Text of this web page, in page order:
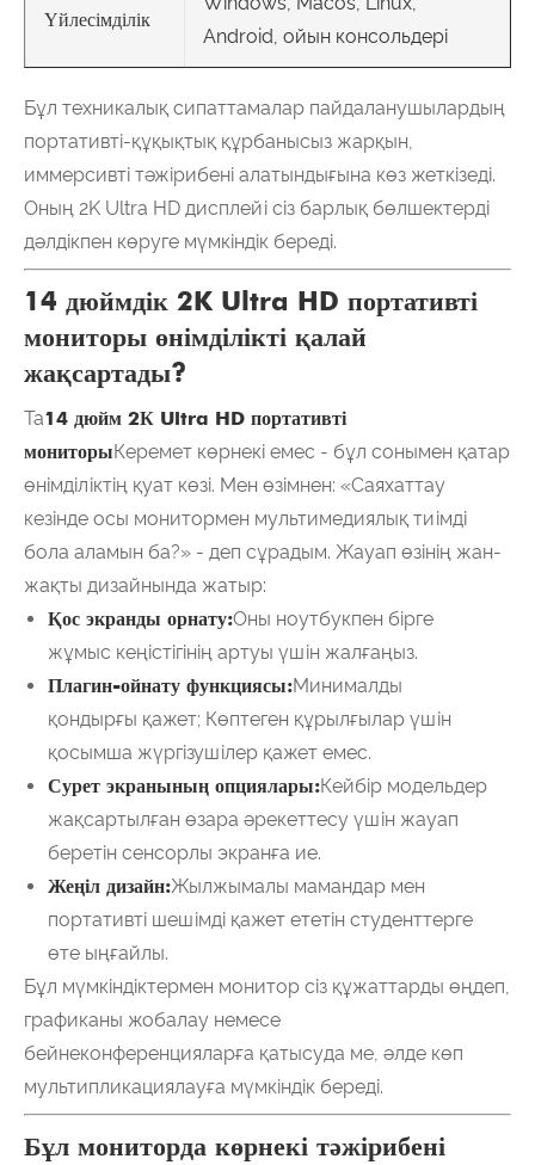
Үйлесімділік
Android, ойын консольдері
Бұл техникалық сипаттамалар пайдаланушылардың
портативті-құқықтық құрбанысыз жарқын,
иммерсивті тәжірибені алатындығына көз жеткізеді.
Оның 2K Ultra HD дисплейі сіз барлық бөлшектерді
дәлдікпен көруге мүмкіндік береді.
14 дюймдік 2K Ultra HD портативті
мониторы өнімділікті қалай
жақсартады?
Та14 дюйм 2К Ultra HD портативті
мониторыКеремет көрнекі емес - бұл сонымен қатар
өнімділіктің қуат көзі. Мен өзімнен: «Саяхаттау
кезінде осы монитормен мультимедиялық тиімді
бола аламын ба?» - деп сұрадым. Жауап өзінің жан-
жақты дизайнында жатыр:
Қос экранды орнату:Оны ноутбукпен бірге
жұмыс кеңістігінің артуы үшін жалғаңыз.
Плагин-ойнату функциясы:Минималды
қондырғы қажет; Көптеген құрылғылар үшін
қосымша жүргізушілер қажет емес.
Сурет экранының опциялары:Кейбір модельдер
жақсартылған өзара әрекеттесу үшін жауап
беретін сенсорлы экранға ие.
Жеңіл дизайн:Жылжымалы мамандар мен
портативті шешімді қажет ететін студенттерге
өте ыңғайлы.
Бұл мүмкіндіктермен монитор сіз құжаттарды өңдеп,
графиканы жобалау немесе
бейнеконференцияларға қатысуда ме, әлде көп
мультипликациялауға мүмкіндік береді.
Бұл мониторда көрнекі тәжірибені